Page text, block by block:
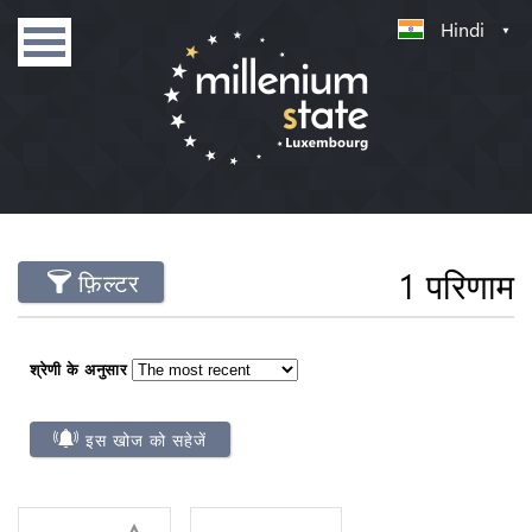
Hindi
फ़िल्टर 1 परिणाम
श्रेणी के अनुसार
इस खोज को सहेजें